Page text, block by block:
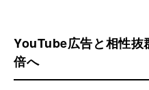
YouTube広告と相性抜
倍へ